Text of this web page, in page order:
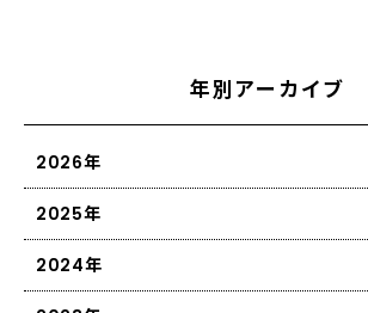
年別アーカイブ
2026年
2025年
2024年